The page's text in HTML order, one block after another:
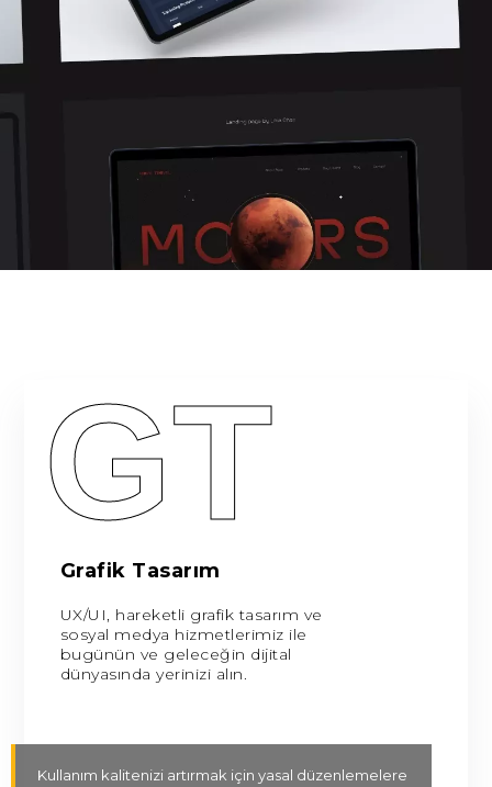
GT
Grafik Tasarım
UX/UI, hareketli grafik tasarım ve
sosyal medya hizmetlerimiz ile
bugünün ve geleceğin dijital
dünyasında yerinizi alın.
Kullanım kalitenizi artırmak için yasal düzenlemelere